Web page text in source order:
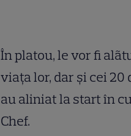
În platou, le vor fi
viaţa lor, dar şi cei
au aliniat la start în
Chef.